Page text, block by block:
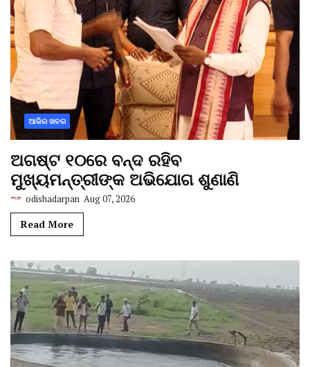
ଆଜିର ଖବର
ଅଗଷ୍ଟ ୧୦ରେ ବନ୍ଦ ରହିବ
ମୁଖ୍ୟମନ୍ତ୍ରୀଙ୍କ ଅଭିଯୋଗ ଶୁଣାଣି
odishadarpan Aug 07, 2026
Read More